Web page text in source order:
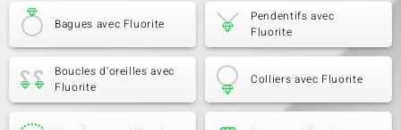
Bagues avec Fluorite
Pendentifs avec
Fluorite
Boucles d'oreilles avec
Fluorite
Colliers avec Fluorite